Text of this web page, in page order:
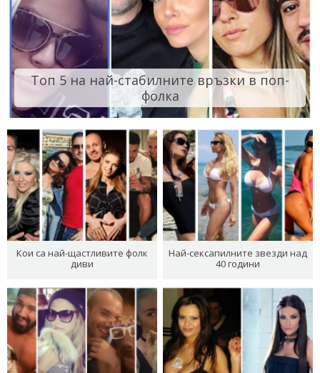
Топ 5 на най-стабилните връзки в поп-
фолка
Кои са най-щастливите фолк
диви
Най-сексапилните звезди над
40 години